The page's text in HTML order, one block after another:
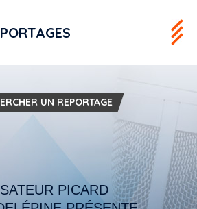
UN REPORTAGE
PICARD